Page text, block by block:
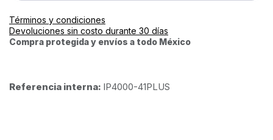
Términos y condiciones
Devoluciones sin costo durante 30 días
Compra protegida y envíos a todo México
Referencia interna: IP4000-41PLUS